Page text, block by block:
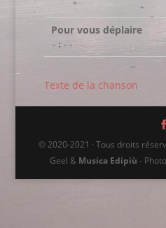
Pour vous déplaire
-:--
Texte de la chanson
© 2020-2021 · Tous droits
Geel & Musica Edipiù -